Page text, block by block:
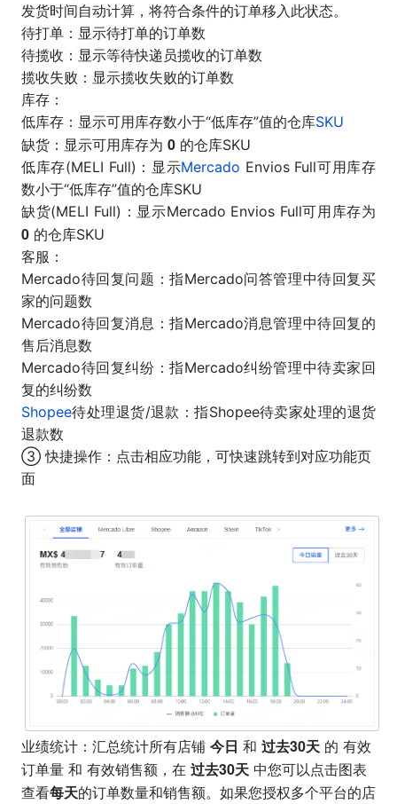
发货时间自动计算，将符合条件的订单移入此状态。
待打单：显示待打单的订单数
待揽收：显示等待快递员揽收的订单数
揽收失败：显示揽收失败的订单数
库存：
低库存：显示可用库存数小于“低库存”值的仓库SKU
缺货：显示可用库存为 0 的仓库SKU
低库存(MELI Full)：显示Mercado Envios Full可用库存
数小于“低库存”值的仓库SKU
缺货(MELI Full)：显示Mercado Envios Full可用库存为
0 的仓库SKU
客服：
Mercado待回复问题：指Mercado问答管理中待回复买
家的问题数
Mercado待回复消息：指Mercado消息管理中待回复的
售后消息数
Mercado待回复纠纷：指Mercado纠纷管理中待卖家回
复的纠纷数
Shopee待处理退货/退款：指Shopee待卖家处理的退货
退款数
③ 快捷操作： 点击相应功能，可快速跳转到对应功能页
面
业绩统计：汇总统计所有店铺 今日 和 过去30天 的 有效
订单量 和 有效销售额，在 过去30天 中您可以点击图表
查看每天的订单数量和销售额。如果您授权多个平台的店